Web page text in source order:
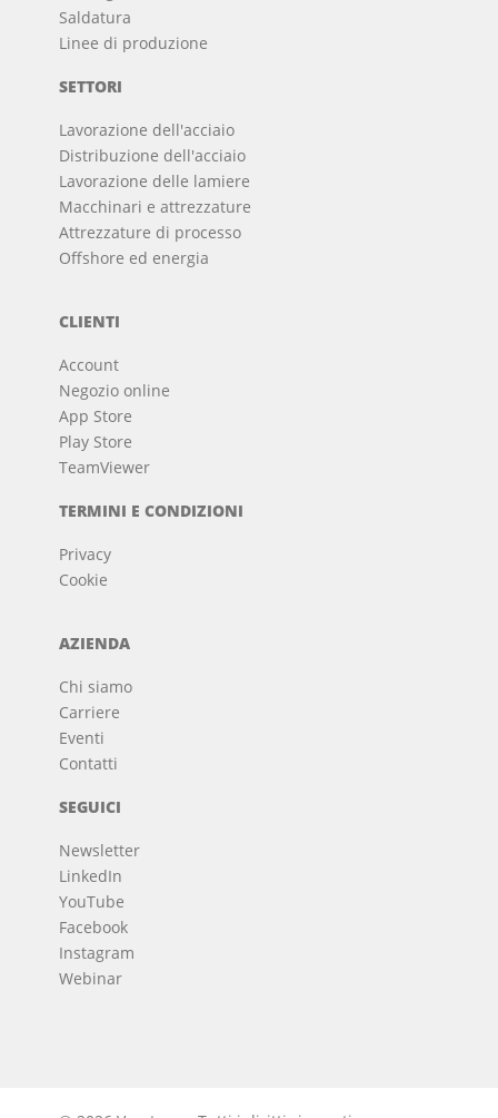
Saldatura
Linee di produzione
SETTORI
Lavorazione dell'acciaio
Distribuzione dell'acciaio
Lavorazione delle lamiere
Macchinari e attrezzature
Attrezzature di processo
Offshore ed energia
CLIENTI
Account
Negozio online
App Store
Play Store
TeamViewer
TERMINI E CONDIZIONI
Privacy
Cookie
AZIENDA
Chi siamo
Carriere
Eventi
Contatti
SEGUICI
Newsletter
LinkedIn
YouTube
Facebook
Instagram
Webinar